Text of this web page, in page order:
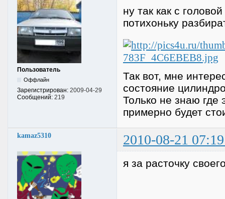
Пользователь
Оффлайн
Зарегистрирован: 2009-04-29
Сообщений: 219
ну так как с
потихоньку
Так вот, мне
состояние
Только не знаю где
примерно будет
kamaz5310 2010-08-21
я за расточку